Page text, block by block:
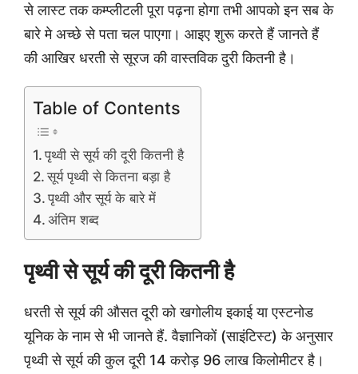
से लास्ट तक कम्प्लीटली पूरा पढ़ना होगा तभी आपको इन सब के
बारे मे अच्छे से पता चल पाएगा। आइए शुरू करते हैं जानते हैं
की आखिर धरती से सूरज की वास्तविक दुरी कितनी है।
Table of Contents
पृथ्वी से सूर्य की दूरी कितनी है
सूर्य पृथ्वी से कितना बड़ा है
पृथ्वी और सूर्य के बारे में
अंतिम शब्द
पृथ्वी से सूर्य की दूरी कितनी है
धरती से सूर्य की औसत दूरी को खगोलीय इकाई या एस्टनोड
यूनिक के नाम से भी जानते हैं. वैज्ञानिकों (साइंटिस्ट) के अनुसार
पृथ्वी से सूर्य की कुल दूरी 14 करोड़ 96 लाख किलोमीटर है।